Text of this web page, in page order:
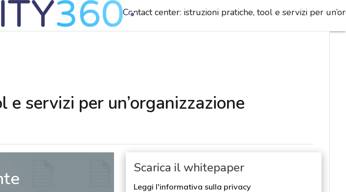
Contact center: istruzioni pratiche, tool e servizi per
servizi per un’organizzazione
Scarica il whitepaper
Leggi l'informativa sulla privacy